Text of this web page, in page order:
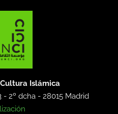
Islámica
- 2º dcha -28015 Madrid